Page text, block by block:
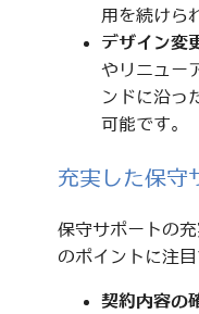
用を続けら
デザイン変
やリニュー
ンドに沿っ
可能です。
充実した保守
保守サポートの
のポイントに注
契約内容の